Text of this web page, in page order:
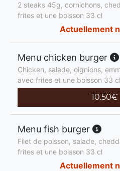
2 steaks 45g, cornichons,
frites et une boisson 33 cl
Actuellement
Menu chicken burger
Chicken, salade, oignions,
avec frites et une boisson 33 cl
10.50€
Menu fish burger
Filet de poisson, salade,
frites et une boisson 33 cl
Actuellement